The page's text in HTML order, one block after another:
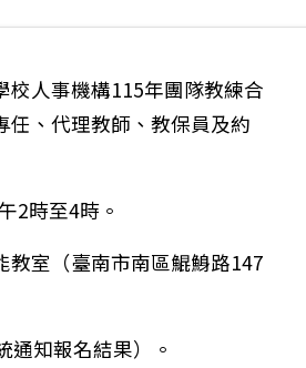
校人事機構115年團隊教練合
任、代理教師、教保員及約
2時至4時。
室（臺南市南區鯤鯓路147
通知報名結果）。